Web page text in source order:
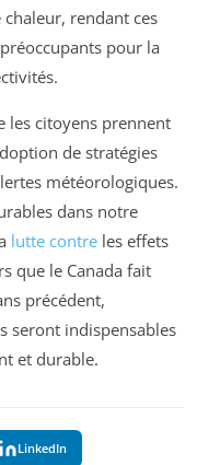
chaleur, rendant ces
pour la
les citoyens prennent
de stratégies
météorologiques.
dans notre
lutte contre les effets
que le Canada fait
précédent,
seront indispensables
et durable.
LinkedIn